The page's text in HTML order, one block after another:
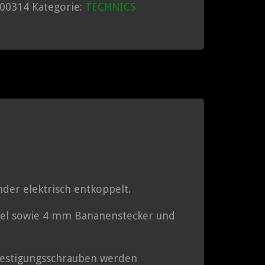
Kategorie: TECHNICS
elektrisch entkoppelt.
sowie 4 mm Bananenstecker und
werden